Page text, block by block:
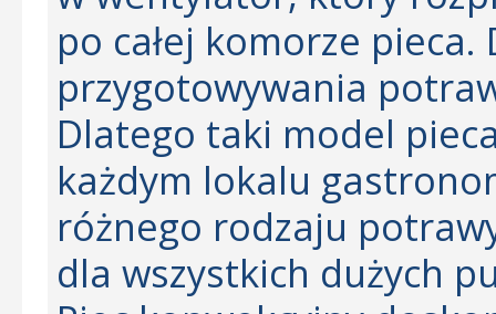
po całej komorze
przygotowywania
Dlatego taki model
każdym lokalu
różnego rodzaju
dla wszystkich dużych